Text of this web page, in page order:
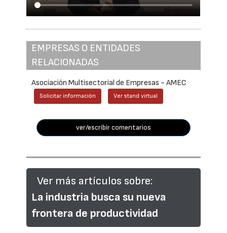
EMPRESAS O ENTIDADES
RELACIONADAS
Asociación Multisectorial de Empresas - AMEC
Solicitar información Ver stand virtual
ver/escribir comentarios
Ver más artículos sobre:
La industria busca su nueva
frontera de productividad